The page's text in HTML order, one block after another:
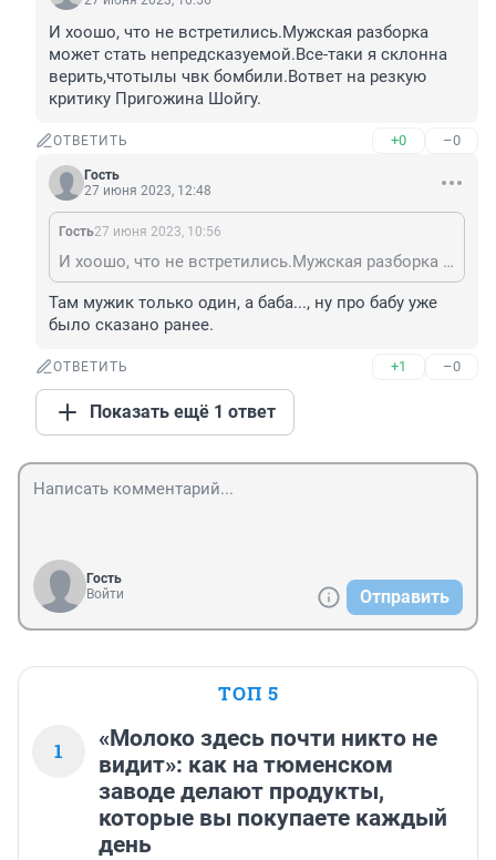
И хоошо, что не встретились.Мужская разборка
может стать непредсказуемой.Все-таки я склонна
верить,чтотылы чвк бомбили.Вответ на резкую
критику Пригожина Шойгу.
ОТВЕТИТЬ +0 –0
Гость
27 июня 2023, 12:48
Гость27 июня 2023, 10:56
И хоошо, что не встретились.Мужская разборка может стать непредсказуемой.Все-таки я склонна верить,чтотылы чвк бомбили.Вответ на резкую критику Пригожина Шойгу.
Там мужик только один, а баба..., ну про бабу уже
было сказано ранее.
ОТВЕТИТЬ +1 –0
Показать ещё 1 ответ
Гость
Войти
Отправить
ТОП 5
1
«Молоко здесь почти никто не
видит»: как на тюменском
заводе делают продукты,
которые вы покупаете каждый
день